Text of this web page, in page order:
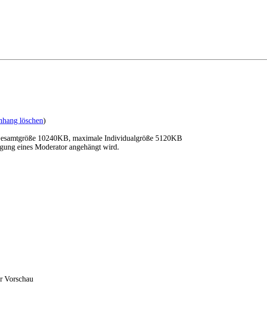
löschen)
10240KB, maximale Individualgröße 5120KB
eines Moderator angehängt wird.
Vorschau